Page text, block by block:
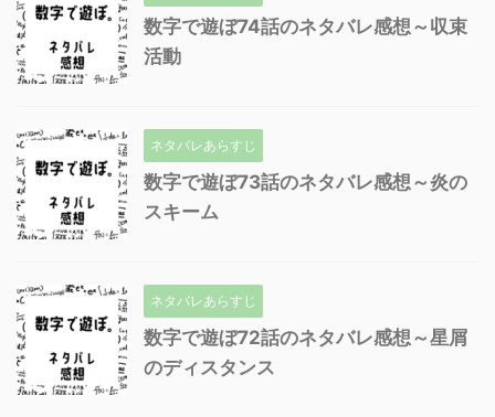
数字で遊ぼ74話のネタバレ感想～収束
活動
ネタバレあらすじ
数字で遊ぼ73話のネタバレ感想～炎の
スキーム
ネタバレあらすじ
数字で遊ぼ72話のネタバレ感想～星屑
のディスタンス